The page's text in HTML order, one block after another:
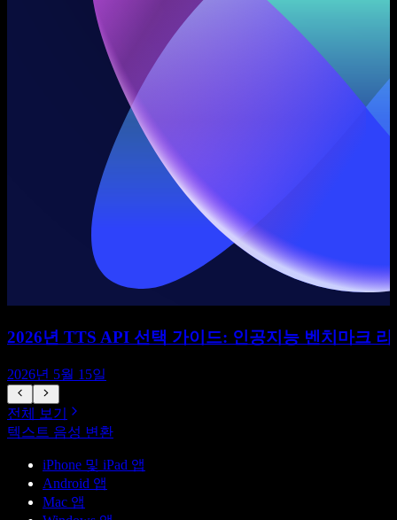
2026년 TTS API 선택 가이드: 인공지능 벤치마크
2026년 5월 15일
전체 보기
텍스트 음성 변환
iPhone 및 iPad 앱
Android 앱
Mac 앱